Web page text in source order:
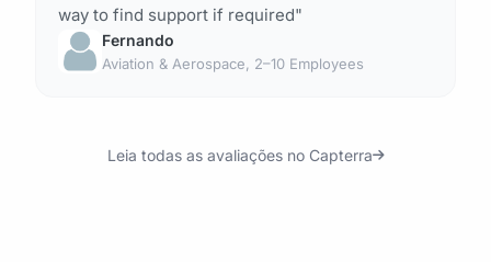
way to find support if required"
Fernando
Aviation & Aerospace, 2–10 Employees
Leia todas as avaliações no Capterra